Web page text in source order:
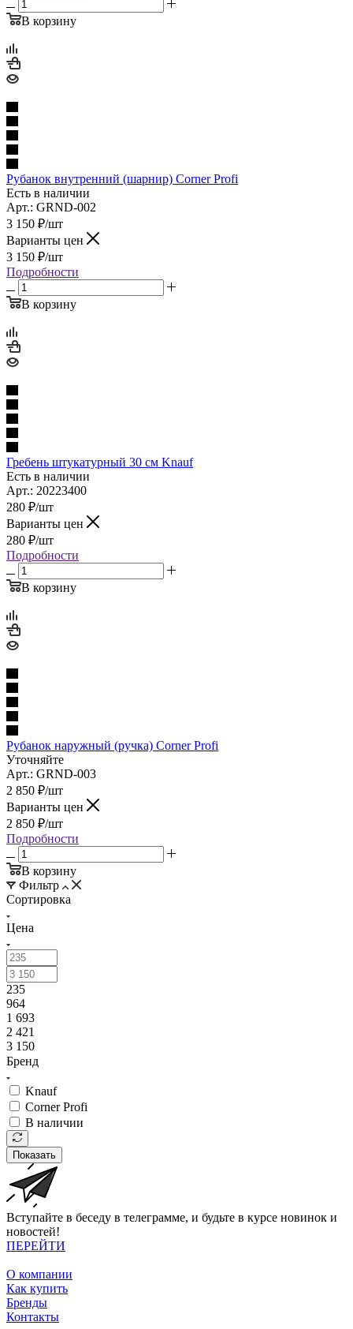
В корзину
Рубанок внутренний (шарнир) Corner Profi
Есть в наличии
Арт.: GRND-002
3 150 ₽/шт
Варианты цен
3 150 ₽/шт
Подробности
В корзину
Гребень штукатурный 30 см Knauf
Есть в наличии
Арт.: 20223400
280 ₽/шт
Варианты цен
280 ₽/шт
Подробности
В корзину
Рубанок наружный (ручка) Corner Profi
Уточняйте
Арт.: GRND-003
2 850 ₽/шт
Варианты цен
2 850 ₽/шт
Подробности
В корзину
Фильтр
Сортировка
Цена
235
964
1 693
2 421
3 150
Бренд
Knauf
Corner Profi
В наличии
Показать
Вступайте в беседу в телеграмме, и будьте в курсе новинок и
новостей!
ПЕРЕЙТИ
О компании
Как купить
Бренды
Контакты